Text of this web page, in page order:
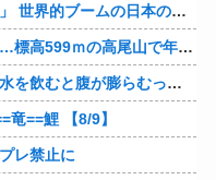
てみたものの使い道が分からない外国人が続出
難事故を起こしている張本人「中高年の転倒事故」
わ」 → 腹がどんどん膨らんで… うわぁあああああああ
竜==鯉 【8/9】
レ禁止に